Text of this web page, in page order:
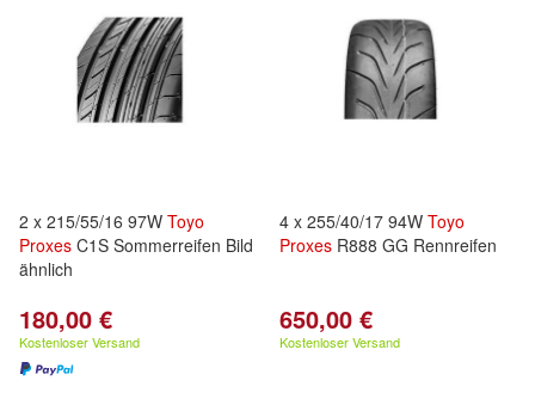
2 x 215/55/16 97W Toyo
Proxes C1S Sommerreifen Bild
ähnlich
180,00 €
Kostenloser Versand
4 x 255/40/17 94W Toyo
Proxes R888 GG Rennreifen
650,00 €
Kostenloser Versand